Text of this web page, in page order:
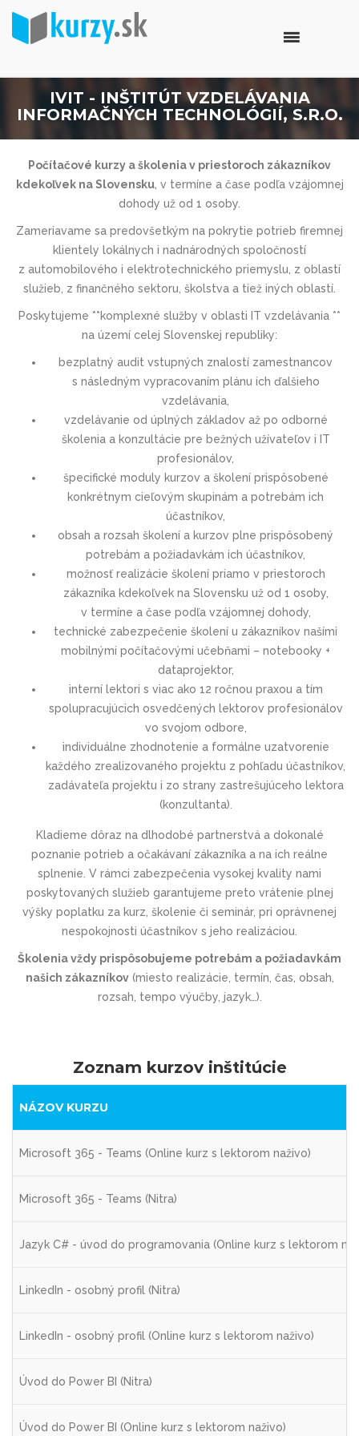
IVIT - INŠTITÚT VZDELÁVANIA
INFORMAČNÝCH TECHNOLÓGIÍ, S.R.O.
Počítačové kurzy a školenia v priestoroch zákazníkov
kdekoľvek na Slovensku, v termíne a čase podľa vzájomnej
dohody už od 1 osoby.
Zameriavame sa predovšetkým na pokrytie potrieb firemnej
klientely lokálnych i nadnárodných spoločností
z automobilového i elektrotechnic­kého priemyslu, z oblastí
služieb, z finančného sektoru, školstva a tiež iných oblastí.
Poskytujeme **komplexné služby v oblasti IT vzdelávania **
na území celej Slovenskej republiky:
bezplatný audit vstupných znalostí zamestnancov
s následným vypracovaním plánu ich ďalšieho
vzdelávania,
vzdelávanie od úplných základov až po odborné
školenia a konzultácie pre bežných užívateľov i IT
profesionálov,
špecifické moduly kurzov a školení prispôsobené
konkrétnym cieľovým skupinám a potrebám ich
účastníkov,
obsah a rozsah školení a kurzov plne prispôsobený
potrebám a požiadavkám ich účastníkov,
možnosť realizácie školení priamo v priestoroch
zákazníka kdekoľvek na Slovensku už od 1 osoby,
v termíne a čase podľa vzájomnej dohody,
technické zabezpečenie školení u zákazníkov našími
mobilnými počítačovými učebňami – notebooky +
dataprojektor,
interní lektori s viac ako 12 ročnou praxou a tím
spolupracujúcich osvedčených lektorov profesionálov
vo svojom odbore,
individuálne zhodnotenie a formálne uzatvorenie
každého zrealizovaného projektu z pohľadu účastníkov,
zadávateľa projektu i zo strany zastrešujúceho lektora
(konzultanta).
Kladieme dôraz na dlhodobé partnerstvá a dokonalé
poznanie potrieb a očakávaní zákazníka a na ich reálne
splnenie. V rámci zabezpečenia vysokej kvality nami
poskytovaných služieb garantujeme preto vrátenie plnej
výšky poplatku za kurz, školenie či seminár, pri oprávnenej
nespokojnosti účastníkov s jeho realizáciou.
Školenia vždy prispôsobujeme potrebám a požiadavkám
našich zákazníkov(miesto realizácie, termín, čas, obsah,
rozsah, tempo výučby, jazyk…).
Zoznam kurzov inštitúcie
NÁZOV KURZU
Microsoft 365 - Teams (Online kurz s lektorom naživo)
Microsoft 365 - Teams (Nitra)
Jazyk C# - úvod do programovania (Online kurz s lektorom
LinkedIn - osobný profil (Nitra)
LinkedIn - osobný profil (Online kurz s lektorom naživo)
Úvod do Power BI (Nitra)
Úvod do Power BI (Online kurz s lektorom naživo)